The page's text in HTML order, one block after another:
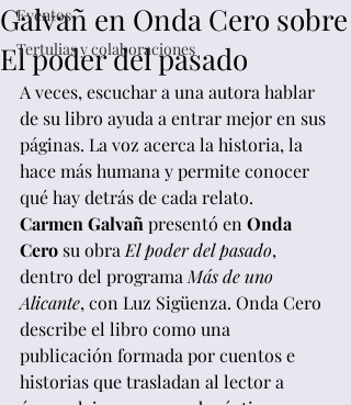
Eventos
Tertulias y colaboraciones
Galvañ en Onda Cero sobre
El poder del pasado
A veces, escuchar a una autora hablar
de su libro ayuda a entrar mejor en sus
páginas. La voz acerca la historia, la
hace más humana y permite conocer
qué hay detrás de cada relato.
Carmen Galvañ presentó en Onda
Cero su obra El poder del pasado,
dentro del programa Más de uno
Alicante, con Luz Sigüenza. Onda Cero
describe el libro como una
publicación formada por cuentos e
historias que trasladan al lector a